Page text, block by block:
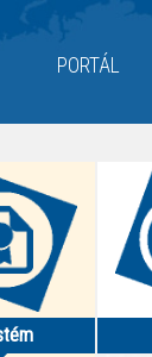
PORTÁL